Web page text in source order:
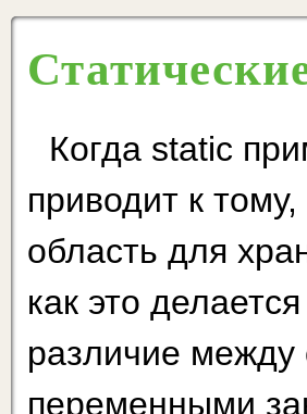
Когда static
приводит к
область для
как это
различие между
переменными